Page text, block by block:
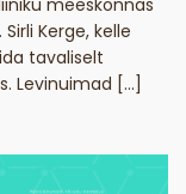
meeskonnas
Kerge, kelle
tavaliselt
Levinuimad […]